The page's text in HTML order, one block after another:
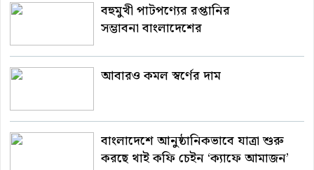
বহুমুখী পাটপণ্যের রপ্তানির
সম্ভাবনা বাংলাদেশের
আবারও কমল স্বর্ণের দাম
বাংলাদেশে আনুষ্ঠানিকভাবে যাত্রা শুরু
করছে থাই কফি চেইন ‘ক্যাফে আমাজন’